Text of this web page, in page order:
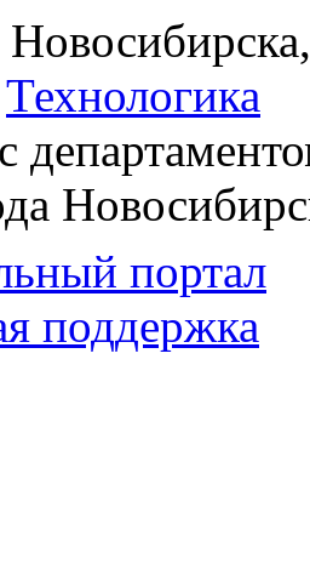
Технологика
портал
поддержка